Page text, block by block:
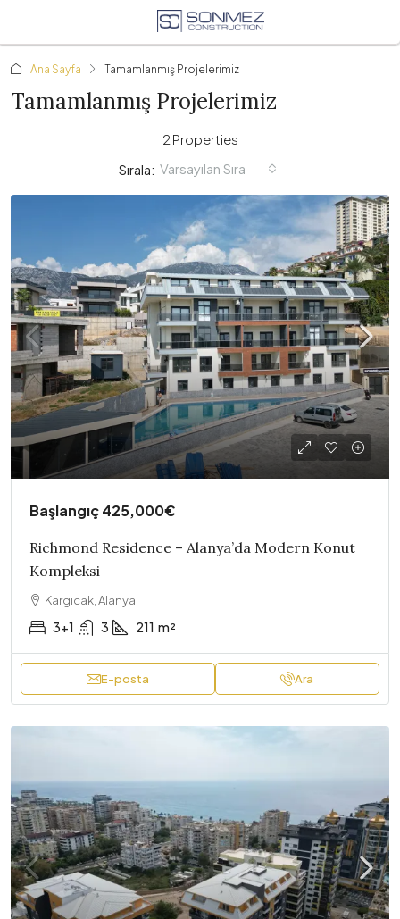
Ana Sayfa Tamamlanmış Projelerimiz
Tamamlanmış Projelerimiz
2 Properties
Sırala: Varsayılan Sıra
Başlangıç425,000€
Richmond Residence – Alanya’da Modern Konut
Kompleksi
Kargıcak, Alanya
3+1 3 211 m²
E-posta Ara